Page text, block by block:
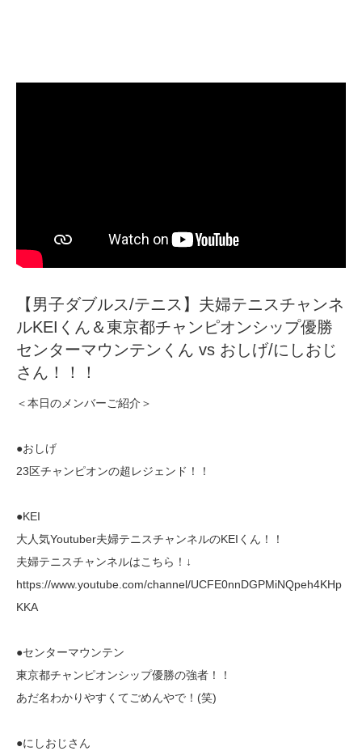
【男子ダブルス/テニス】夫婦テニスチャンネ
ルKEIくん＆東京都チャンピオンシップ優勝
センターマウンテンくん vs おしげ/にしおじ
さん！！！
＜本日のメンバーご紹介＞
●おしげ
23区チャンピオンの超レジェンド！！
●KEI
大人気Youtuber夫婦テニスチャンネルのKEIくん！！
夫婦テニスチャンネルはこちら！↓
https://www.youtube.com/channel/UCFE0nnDGPMiNQpeh4KHp
KKA
●センターマウンテン
東京都チャンピオンシップ優勝の強者！！
あだ名わかりやすくてごめんやで！(笑)
●にしおじさん